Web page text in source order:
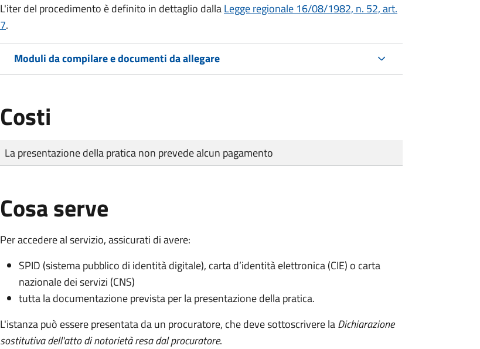
L'iter del procedimento è definito in dettaglio dallaLegge regionale 16/08/1982, n. 52, art.
7.
Moduli da compilare e documenti da allegare
Costi
Tipo di pagamento
Importo
La presentazione della pratica non prevede alcun pagamento
Cosa serve
Per accedere al servizio, assicurati di avere:
SPID (sistema pubblico di identità digitale), carta d’identità elettronica (CIE) o carta
nazionale dei servizi (CNS)
tutta la documentazione prevista per la presentazione della pratica.
L'istanza può essere presentata da un procuratore, che deve sottoscrivere laDichiarazione
sostitutiva dell'atto di notorietà resa dal procuratore.